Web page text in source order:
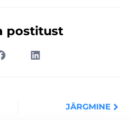
postitust
JÄRGMINE